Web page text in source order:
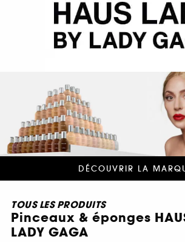
DÉCOUVRIR LA
TOUS LES PRODUITS
Pinceaux & éponges
LADY GAGA